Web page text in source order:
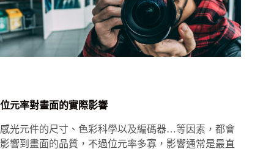
位元率對畫面的實際影響
感光元件的尺寸、色彩科學以及編碼器…等因素，都會
影響到畫面的品質，不過位元率多寡，影響通常是最直